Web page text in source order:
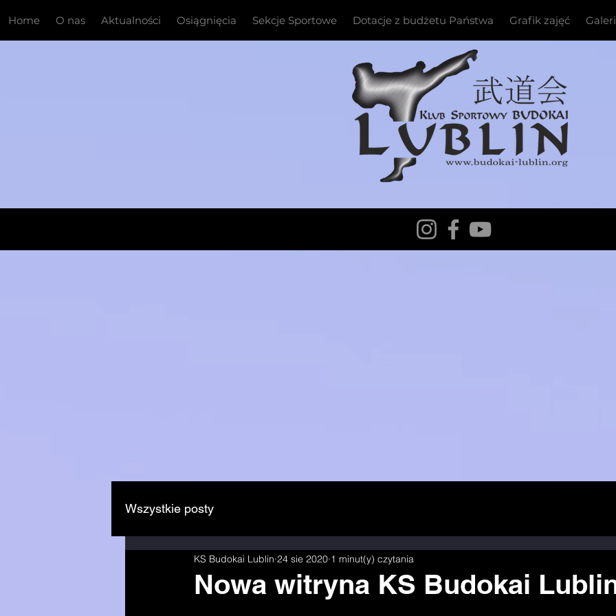
Home O nas Aktualności Osiągnięcia Sekcje Sportowe Dotacje z budżetu Państwa Grafik zajęć
Wszystkie posty
Nowa witryna KS Budokai
KS Budokai Lublin 24 sie 2020 1 minut(y) czytania